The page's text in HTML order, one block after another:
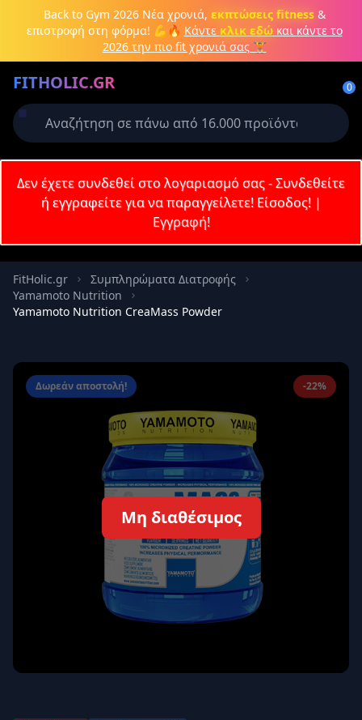
Μετάβαση στο κύριο περιεχόμενο
Back to Gym 2026Νέα χρονιά, εκπτώσεις fitness&
επιστροφή στη φόρμα! 💪🔥 Κάντε κλικ εδώκαι κάντε το
2026 την πιο fit χρονιά σας 🏋️
FITHOLIC.GR 0
Πρωτεΐνες Pre-Workout Aμινοξέα Καύση λίπους
Δεν έχετε συνδεθεί στο λογαριασμό σας - Συνδεθείτε
ή εγγραφείτε για να παραγγείλετε! Είσοδος!|
Εγγραφή!
FitHolic.gr
Συμπληρώματα Διατροφής
Yamamoto Nutrition
Yamamoto Nutrition CreaMass Powder
Δωρεάν αποστολή! -22%
Μη διαθέσιμος
Δημιουργήστε λογαριασμό ή
Απαιτείται για την ολοκλήρωση της
παραγγελίας σας
Σύνδεση Εγγραφή
Κωδικός
Σύνδεση
Δεν έχετε λογαριασμό; Εγγραφείτε εδώ
Ασφαλής σύνδεση